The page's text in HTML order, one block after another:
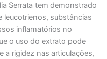
Serrata tem demonstrado
leucotrienos, substâncias
inflamatórios no
o uso do extrato pode
a rigidez nas articulações,